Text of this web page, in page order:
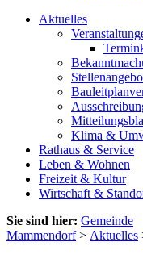
Aktuelles
Klima &
Rathaus & Service
Leben & Wohnen
Freizeit & Kultur
Wirtschaft &
Sie sind hier: Gemeinde
Mammendorf> Aktuelles